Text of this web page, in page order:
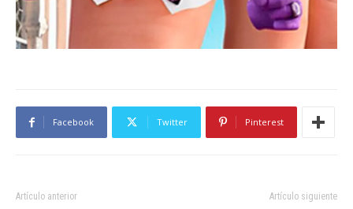
Facebook Twitter Pinterest
Artículo anterior Artículo siguiente